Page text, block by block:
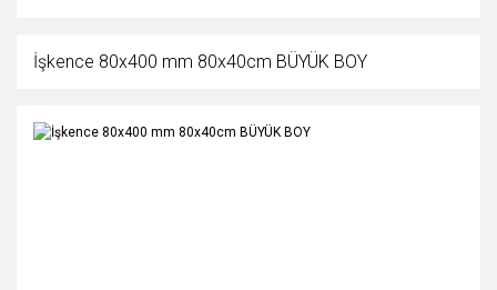
İşkence 80x400 mm 80x40cm BÜYÜK BOY